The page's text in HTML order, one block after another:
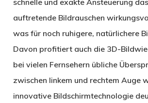
auftretende Bildrauschen
was für noch ruhigere, natürlichere
Davon profitiert auch die 3D-
bei vielen Fernsehern übliche
zwischen linkem und rechtem Auge
innovative Bildschirmtechnologie